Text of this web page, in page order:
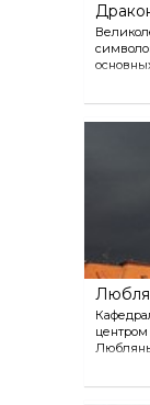
годами
одним
стиле
Европе
году,